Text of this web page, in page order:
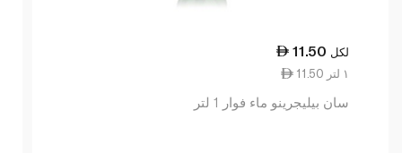
11.50 لكل
11.50 ١ لتر
سان بيليجرينو ماء فوار 1 لتر